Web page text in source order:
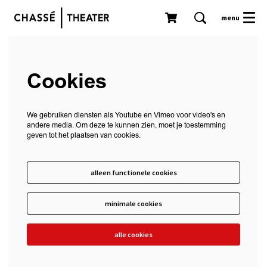
menu
Cookies
We gebruiken diensten als Youtube en Vimeo voor video's en
andere media. Om deze te kunnen zien, moet je toestemming
geven tot het plaatsen van cookies.
alleen functionele cookies
minimale cookies
alle cookies